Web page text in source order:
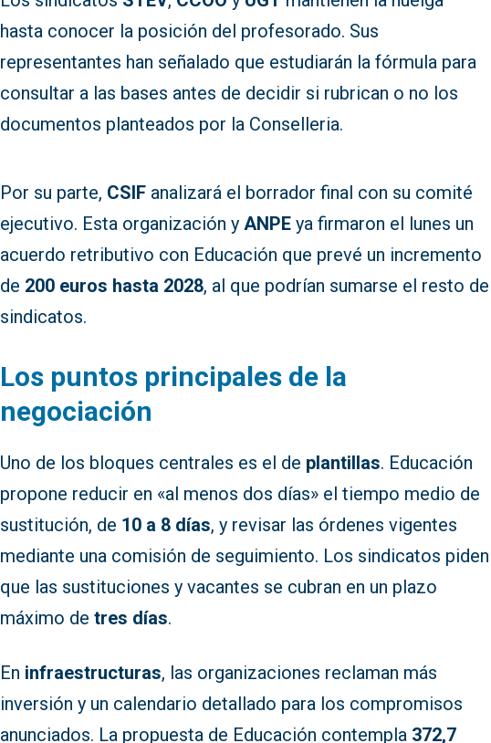
hasta conocer la posición del profesorado. Sus
representantes han señalado que estudiarán la fórmula para
consultar a las bases antes de decidir si rubrican o no los
documentos planteados por la Conselleria.
Por su parte, CSIF analizará el borrador final con su comité
ejecutivo. Esta organización yANPE ya firmaron el lunes un
acuerdo retributivo con Educación que prevé un incremento
de 200 euros hasta 2028, al que podrían sumarse el resto de
sindicatos.
Los puntos principales de la
negociación
Uno de los bloques centrales es el de plantillas. Educación
propone reducir en «al menos dos días» el tiempo medio de
sustitución, de 10 a 8 días, y revisar las órdenes vigentes
mediante una comisión de seguimiento. Los sindicatos piden
que las sustituciones y vacantes se cubran en un plazo
máximo detres días.
En infraestructuras, las organizaciones reclaman más
inversión y un calendario detallado para los compromisos
anunciados. La propuesta de Educación contempla 372,7